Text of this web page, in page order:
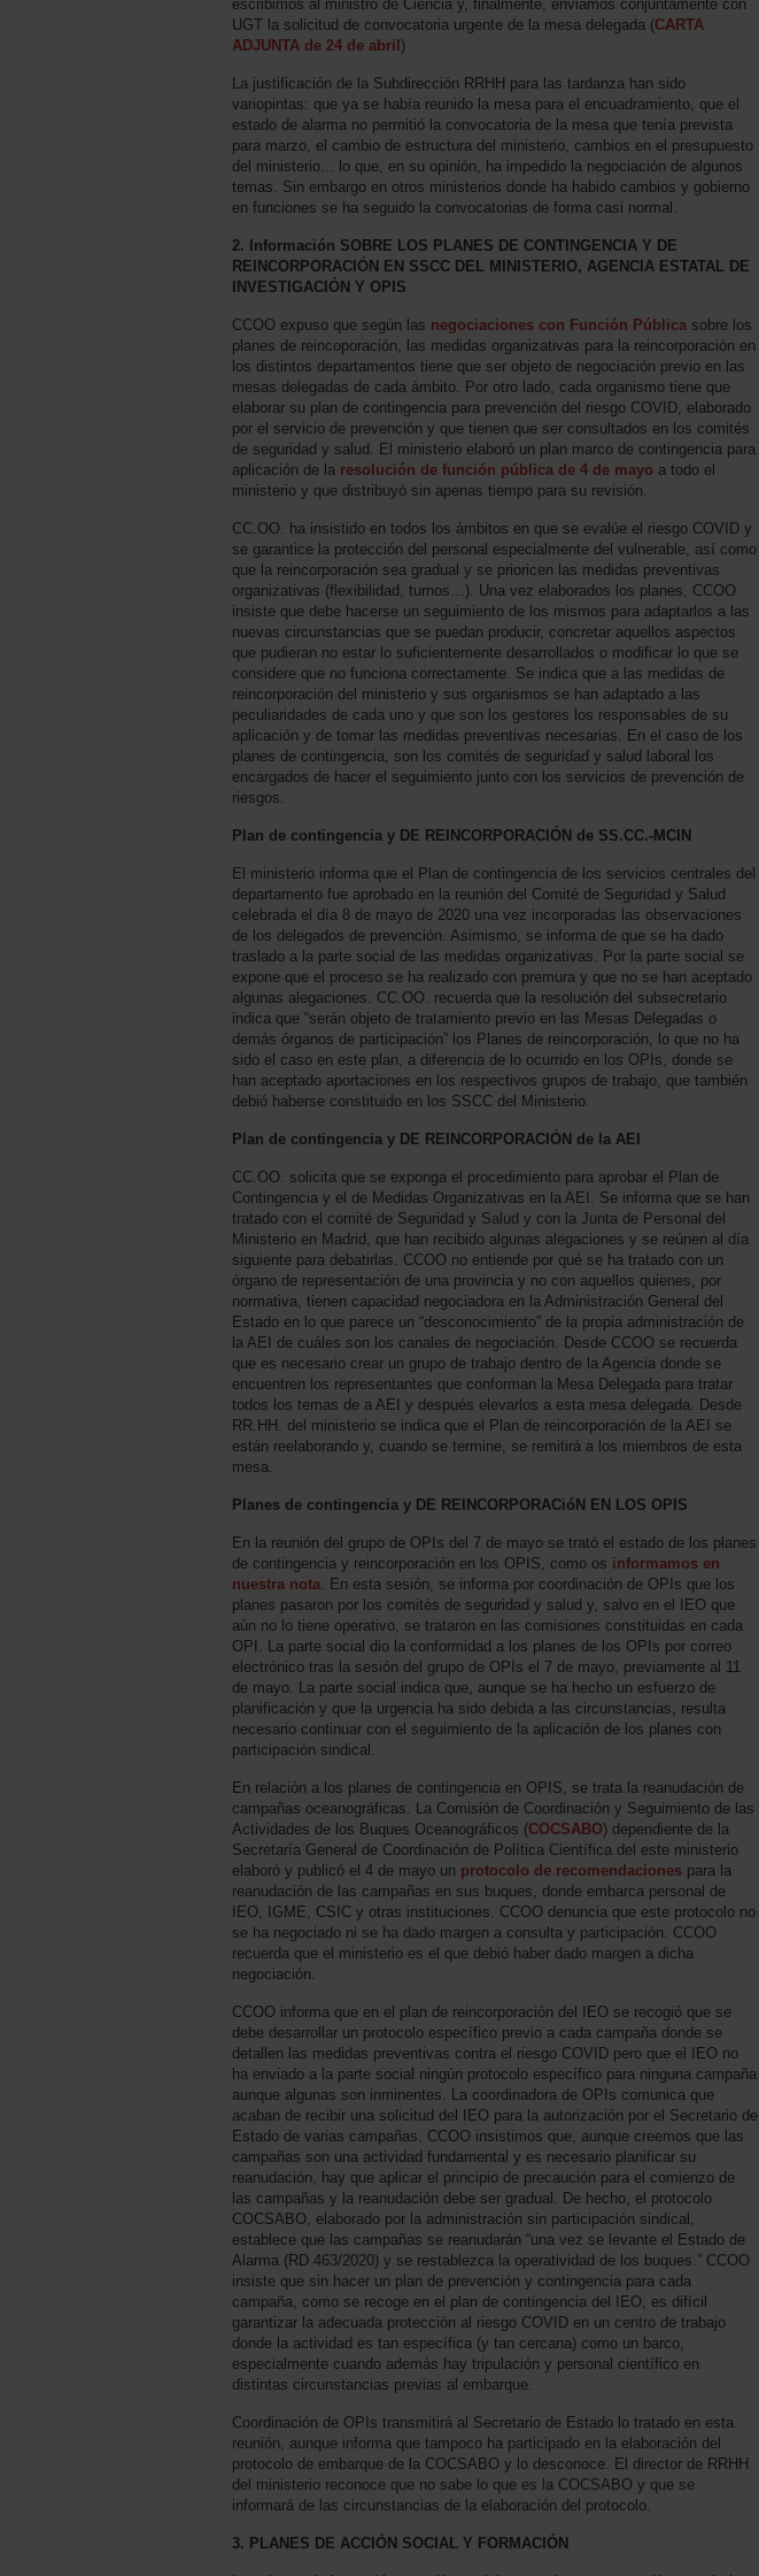
escribimos al ministro de Ciencia y, finalmente, enviamos conjuntamente con
UGT la solicitud de convocatoria urgente de la mesa delegada (CARTA
ADJUNTA de 24 de abril )
La justificación de la Subdirección RRHH para las tardanza han sido
variopintas: que ya se había reunido la mesa para el encuadramiento, que el
estado de alarma no permitió la convocatoria de la mesa que tenía prevista
para marzo, el cambio de estructura del ministerio, cambios en el presupuesto
del ministerio... lo que, en su opinión, ha impedido la negociación de algunos
temas. Sin embargo en otros ministerios donde ha habido cambios y gobierno
en funciones se ha seguido la convocatorias de forma casi normal.
2. Información SOBRE LOS PLANES DE CONTINGENCIA Y DE
REINCORPORACIÓN EN SSCC DEL MINISTERIO, AGENCIA ESTATAL DE
INVESTIGACIÓN Y OPIS
CCOO expuso que según las negociaciones con Función Pública sobre los
planes de reincoporación, las medidas organizativas para la reincorporación en
los distintos departamentos tiene que ser objeto de negociación previo en las
mesas delegadas de cada ámbito. Por otro lado, cada organismo tiene que
elaborar su plan de contingencia para prevención del riesgo COVID, elaborado
por el servicio de prevención y que tienen que ser consultados en los comités
de seguridad y salud. El ministerio elaboró un plan marco de contingencia para
aplicación de la resolución de función pública de 4 de mayo a todo el
ministerio y que distribuyó sin apenas tiempo para su revisión.
CC.OO. ha insistido en todos los ámbitos en que se evalúe el riesgo COVID y
se garantice la protección del personal especialmente del vulnerable, así como
que la reincorporación sea gradual y se prioricen las medidas preventivas
organizativas (flexibilidad, turnos…). Una vez elaborados los planes, CCOO
insiste que debe hacerse un seguimiento de los mismos para adaptarlos a las
nuevas circunstancias que se puedan producir, concretar aquellos aspectos
que pudieran no estar lo suficientemente desarrollados o modificar lo que se
considere que no funciona correctamente. Se indica que a las medidas de
reincorporación del ministerio y sus organismos se han adaptado a las
peculiaridades de cada uno y que son los gestores los responsables de su
aplicación y de tomar las medidas preventivas necesarias. En el caso de los
planes de contingencia, son los comités de seguridad y salud laboral los
encargados de hacer el seguimiento junto con los servicios de prevención de
riesgos.
Plan de contingencia y DE REINCORPORACIÓN de SS.CC.-MCIN
El ministerio informa que el Plan de contingencia de los servicios centrales del
departamento fue aprobado en la reunión del Comité de Seguridad y Salud
celebrada el día 8 de mayo de 2020 una vez incorporadas las observaciones
de los delegados de prevención. Asimismo, se informa de que se ha dado
traslado a la parte social de las medidas organizativas. Por la parte social se
expone que el proceso se ha realizado con premura y que no se han aceptado
algunas alegaciones. CC.OO. recuerda que la resolución del subsecretario
indica que “serán objeto de tratamiento previo en las Mesas Delegadas o
demás órganos de participación” los Planes de reincorporación, lo que no ha
sido el caso en este plan, a diferencia de lo ocurrido en los OPIs, donde se
han aceptado aportaciones en los respectivos grupos de trabajo, que también
debió haberse constituido en los SSCC del Ministerio.
Plan de contingencia y DE REINCORPORACIÓN de la AEI
CC.OO. solicita que se exponga el procedimiento para aprobar el Plan de
Contingencia y el de Medidas Organizativas en la AEI. Se informa que se han
tratado con el comité de Seguridad y Salud y con la Junta de Personal del
Ministerio en Madrid, que han recibido algunas alegaciones y se reúnen al día
siguiente para debatirlas. CCOO no entiende por qué se ha tratado con un
órgano de representación de una provincia y no con aquellos quienes, por
normativa, tienen capacidad negociadora en la Administración General del
Estado en lo que parece un “desconocimiento” de la propia administración de
la AEI de cuáles son los canales de negociación. Desde CCOO se recuerda
que es necesario crear un grupo de trabajo dentro de la Agencia donde se
encuentren los representantes que conforman la Mesa Delegada para tratar
todos los temas de a AEI y después elevarlos a esta mesa delegada. Desde
RR.HH. del ministerio se indica que el Plan de reincorporación de la AEI se
están reelaborando y, cuando se termine, se remitirá a los miembros de esta
mesa.
Planes de contingencia y DE REINCORPORACióN EN LOS OPIS
En la reunión del grupo de OPIs del 7 de mayo se trató el estado de los planes
de contingencia y reincorporación en los OPIS, como os informamos en
nuestra nota. En esta sesión, se informa por coordinación de OPIs que los
planes pasaron por los comités de seguridad y salud y, salvo en el IEO que
aún no lo tiene operativo, se trataron en las comisiones constituidas en cada
OPI. La parte social dio la conformidad a los planes de los OPIs por correo
electrónico tras la sesión del grupo de OPIs el 7 de mayo, previamente al 11
de mayo. La parte social indica que, aunque se ha hecho un esfuerzo de
planificación y que la urgencia ha sido debida a las circunstancias, resulta
necesario continuar con el seguimiento de la aplicación de los planes con
participación sindical.
En relación a los planes de contingencia en OPIS, se trata la reanudación de
campañas oceanográficas. La Comisión de Coordinación y Seguimiento de las
Actividades de los Buques Oceanográficos (COCSABO) dependiente de la
Secretaría General de Coordinación de Política Científica del este ministerio
elaboró y publicó el 4 de mayo un protocolo de recomendaciones para la
reanudación de las campañas en sus buques, donde embarca personal de
IEO, IGME, CSIC y otras instituciones. CCOO denuncia que este protocolo no
se ha negociado ni se ha dado margen a consulta y participación. CCOO
recuerda que el ministerio es el que debió haber dado margen a dicha
negociación.
CCOO informa que en el plan de reincorporación del IEO se recogió que se
debe desarrollar un protocolo específico previo a cada campaña donde se
detallen las medidas preventivas contra el riesgo COVID pero que el IEO no
ha enviado a la parte social ningún protocolo específico para ninguna campaña
aunque algunas son inminentes. La coordinadora de OPIs comunica que
acaban de recibir una solicitud del IEO para la autorización por el Secretario de
Estado de varias campañas. CCOO insistimos que, aunque creemos que las
campañas son una actividad fundamental y es necesario planificar su
reanudación, hay que aplicar el principio de precaución para el comienzo de
las campañas y la reanudación debe ser gradual. De hecho, el protocolo
COCSABO, elaborado por la administración sin participación sindical,
establece que las campañas se reanudarán “una vez se levante el Estado de
Alarma (RD 463/2020) y se restablezca la operatividad de los buques.” CCOO
insiste que sin hacer un plan de prevención y contingencia para cada
campaña, como se recoge en el plan de contingencia del IEO, es difícil
garantizar la adecuada protección al riesgo COVID en un centro de trabajo
donde la actividad es tan específica (y tan cercana) como un barco,
especialmente cuando además hay tripulación y personal científico en
distintas circunstancias previas al embarque.
Coordinación de OPIs transmitirá al Secretario de Estado lo tratado en esta
reunión, aunque informa que tampoco ha participado en la elaboración del
protocolo de embarque de la COCSABO y lo desconoce. El director de RRHH
del ministerio reconoce que no sabe lo que es la COCSABO y que se
informará de las circunstancias de la elaboración del protocolo.
3. PLANES DE ACCIÓN SOCIAL Y FORMACIÓN